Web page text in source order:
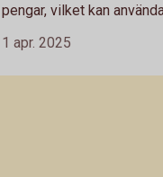
pengar, vilket kan
kan också bidra till att
pengar och utveckla
1 apr. 2025